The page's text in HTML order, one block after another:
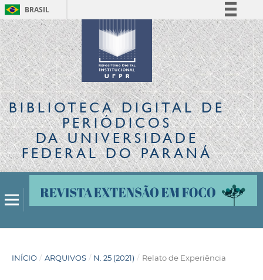
BRASIL
Simplifique!
Comunica BR
Participe
Acesso à informação
Legislação
Canais
BIBLIOTECA DIGITALDE
PERIÓDICOS
DA UNIVERSIDADE
FEDERAL DO PARANÁ
INÍCIO / ARQUIVOS / N. 25 (2021) / Relato de Experiência